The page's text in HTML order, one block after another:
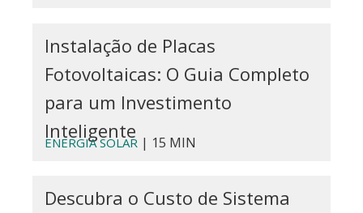
Instalação de Placas
Fotovoltaicas: O Guia Completo
para um Investimento
Inteligente
ENERGIA SOLAR | 15 MIN
Descubra o Custo de Sistema